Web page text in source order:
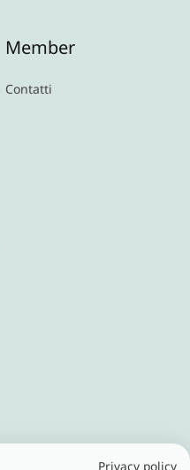
Member
Contatti
Privacy policy